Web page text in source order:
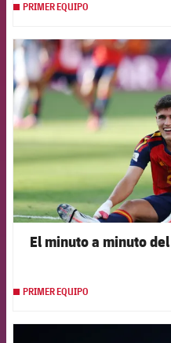
PRIMER EQUIPO
El minuto a minuto
PRIMER EQUIPO